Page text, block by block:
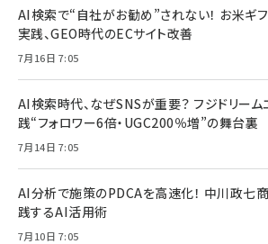
AI検索で“自社がお勧め”されない！ お米ギ
実践、GEO時代のECサイト改善
7月16日 7:05
AI検索時代、なぜSNSが重要？ フジドリーム
践“フォロワー6倍・UGC200％増”の舞台裏
7月14日 7:05
AI分析で施策のPDCAを高速化！ 中川政
践するAI活用術
7月10日 7:05